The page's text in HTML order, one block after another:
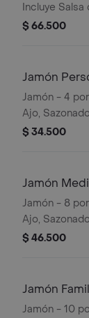
Incluye Salsa
Pimienta
$ 66.500
Jamón
Jamón - 4
Ajo,
Pepperoncini.
$ 34.500
Jamón
Jamón - 8
Ajo,
Pepperoncini.
$ 46.500
Jamón
Jamón - 10